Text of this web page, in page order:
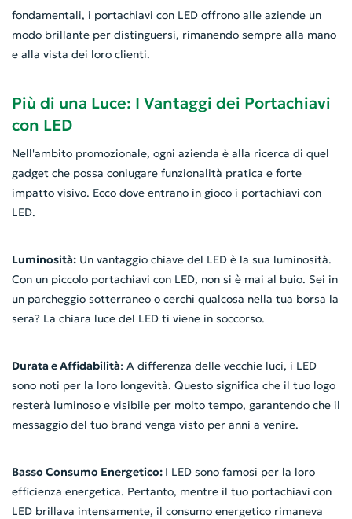
fondamentali, i portachiavi con LED offrono alle aziende un
modo brillante per distinguersi, rimanendo sempre alla mano
e alla vista dei loro clienti.
Più di una Luce: I Vantaggi dei Portachiavi
con LED
Nell'ambito promozionale, ogni azienda è alla ricerca di quel
gadget che possa coniugare funzionalità pratica e forte
impatto visivo. Ecco dove entrano in gioco i portachiavi con
LED.
Luminosità: Un vantaggio chiave del LED è la sua luminosità.
Con un piccolo portachiavi con LED, non si è mai al buio. Sei in
un parcheggio sotterraneo o cerchi qualcosa nella tua borsa la
sera? La chiara luce del LED ti viene in soccorso.
Durata e Affidabilità: A differenza delle vecchie luci, i LED
sono noti per la loro longevità. Questo significa che il tuo logo
resterà luminoso e visibile per molto tempo, garantendo che il
messaggio del tuo brand venga visto per anni a venire.
Basso Consumo Energetico: I LED sono famosi per la loro
efficienza energetica. Pertanto, mentre il tuo portachiavi con
LED brillava intensamente, il consumo energetico rimaneva